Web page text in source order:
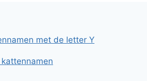
met de letter Y